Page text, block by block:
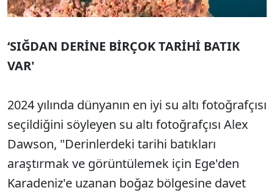
‘SIĞDAN DERİNE BİRÇOK TARİHİ BATIK
VAR'
2024 yılında dünyanın en iyi su altı fotoğrafçısı
seçildiğini söyleyen su altı fotoğrafçısı Alex
Dawson, "Derinlerdeki tarihi batıkları
araştırmak ve görüntülemek için Ege'den
Karadeniz'e uzanan boğaz bölgesine davet